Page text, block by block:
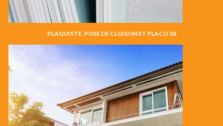
PLAQUISTE, POSE DE CLOISON ET PLACO 38